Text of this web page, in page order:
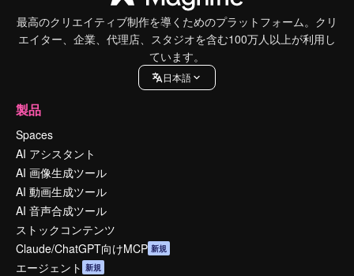
最高のクリエイティブ制作を導くためのプラットフォーム。クリ
エイター、企業、代理店、スタジオを含む100万人以上が利用し
ています。
日本語
製品
Spaces
AI アシスタント
AI 画像生成ツール
AI 動画生成ツール
AI 音声合成ツール
ストックコンテンツ
Claude/ChatGPT向けMCP 新規
エージェント 新規